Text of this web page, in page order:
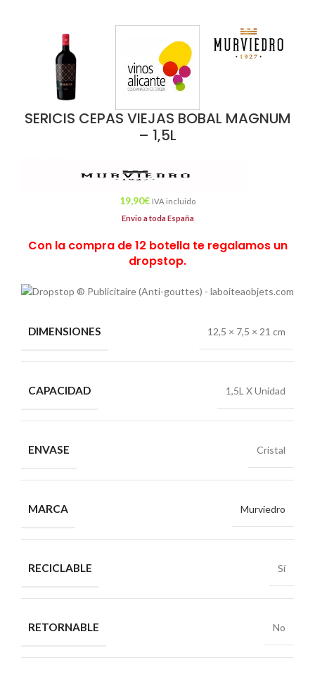
SERICIS CEPAS VIEJAS BOBAL MAGNUM
– 1,5L
19,90€ IVA incluido
Envio a toda España
Con la compra de 12 botella te regalamos un
dropstop.
DIMENSIONES 12,5 × 7,5 × 21 cm
CAPACIDAD 1,5L X Unidad
ENVASE Cristal
MARCA Murviedro
RECICLABLE Sí
RETORNABLE No